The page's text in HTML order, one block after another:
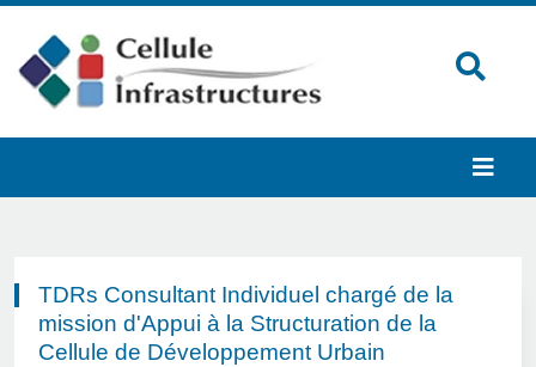
TDRs Consultant Individuel chargé de la
mission d'Appui à la Structuration de la
Cellule de Développement Urbain